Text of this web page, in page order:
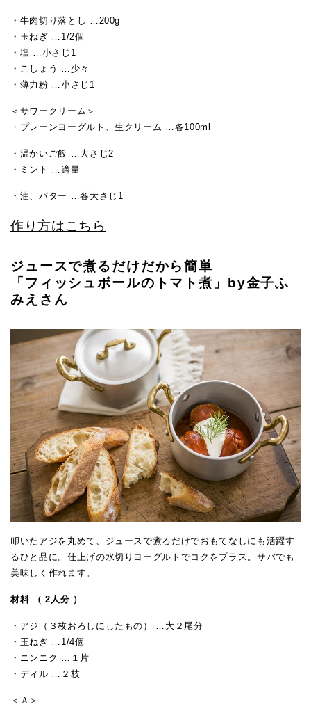
・牛肉切り落とし …200g
・玉ねぎ …1/2個
・塩 …小さじ1
・こしょう …少々
・薄力粉 …小さじ1
＜サワークリーム＞
・プレーンヨーグルト、生クリーム …各100ml
・温かいご飯 …大さじ2
・ミント …適量
・油、バター …各大さじ1
作り方はこちら
ジュースで煮るだけだから簡単
「フィッシュボールのトマト煮」by金子ふ
みえさん
叩いたアジを丸めて、ジュースで煮るだけでおもてなしにも活躍す
るひと品に。仕上げの水切りヨーグルトでコクをプラス。サバでも
美味しく作れます。
材料 （ 2人分 ）
・アジ（３枚おろしにしたもの） …大２尾分
・玉ねぎ …1/4個
・ニンニク …１片
・ディル …２枝
＜Ａ＞